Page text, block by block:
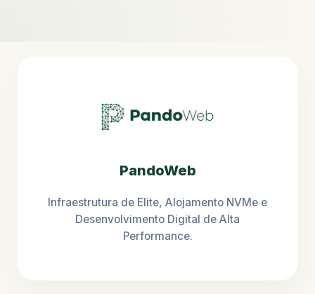
PandoWeb
Infraestrutura de Elite, Alojamento NVMe e
Desenvolvimento Digital de Alta
Performance.